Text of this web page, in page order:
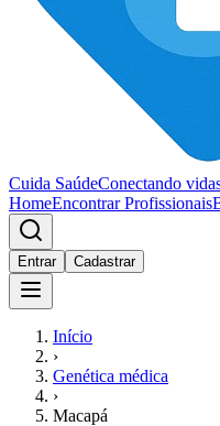
Cuida SaúdeConectando
HomeEncontrar Profissionais
Entrar Cadastrar
Início
›
Genética médica
›
Macapá